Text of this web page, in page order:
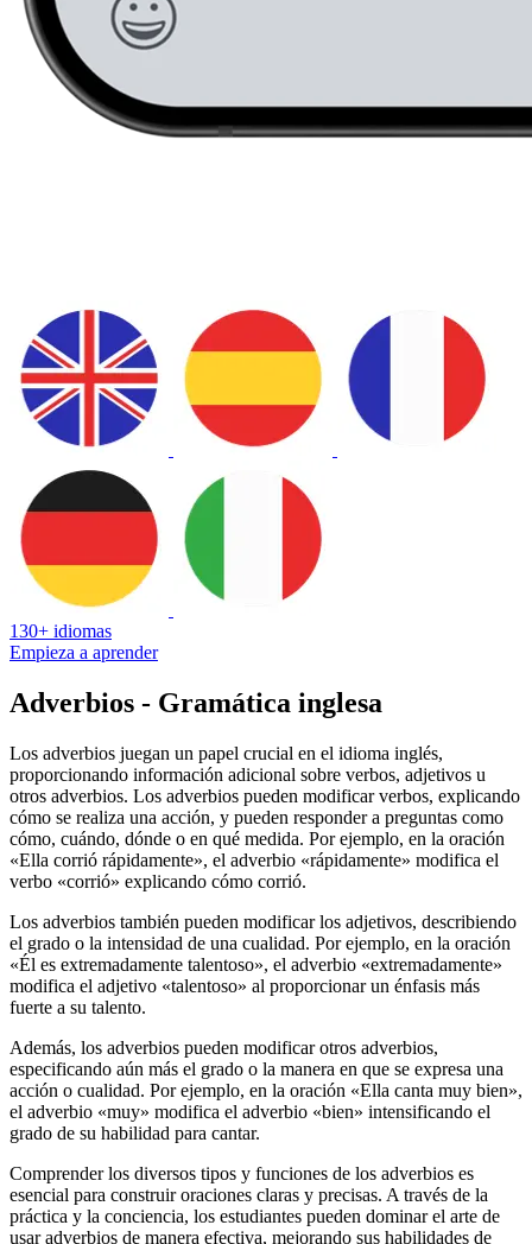
130+ idiomas
Empieza a aprender
Adverbios - Gramática inglesa
Los adverbios juegan un papel crucial en el idioma inglés,
proporcionando información adicional sobre verbos, adjetivos u
otros adverbios. Los adverbios pueden modificar verbos, explicando
cómo se realiza una acción, y pueden responder a preguntas como
cómo, cuándo, dónde o en qué medida. Por ejemplo, en la oración
«Ella corrió rápidamente», el adverbio «rápidamente» modifica el
verbo «corrió» explicando cómo corrió.
Los adverbios también pueden modificar los adjetivos, describiendo
el grado o la intensidad de una cualidad. Por ejemplo, en la oración
«Él es extremadamente talentoso», el adverbio «extremadamente»
modifica el adjetivo «talentoso» al proporcionar un énfasis más
fuerte a su talento.
Además, los adverbios pueden modificar otros adverbios,
especificando aún más el grado o la manera en que se expresa una
acción o cualidad. Por ejemplo, en la oración «Ella canta muy bien»,
el adverbio «muy» modifica el adverbio «bien» intensificando el
grado de su habilidad para cantar.
Comprender los diversos tipos y funciones de los adverbios es
esencial para construir oraciones claras y precisas. A través de la
práctica y la conciencia, los estudiantes pueden dominar el arte de
usar adverbios de manera efectiva, mejorando sus habilidades de